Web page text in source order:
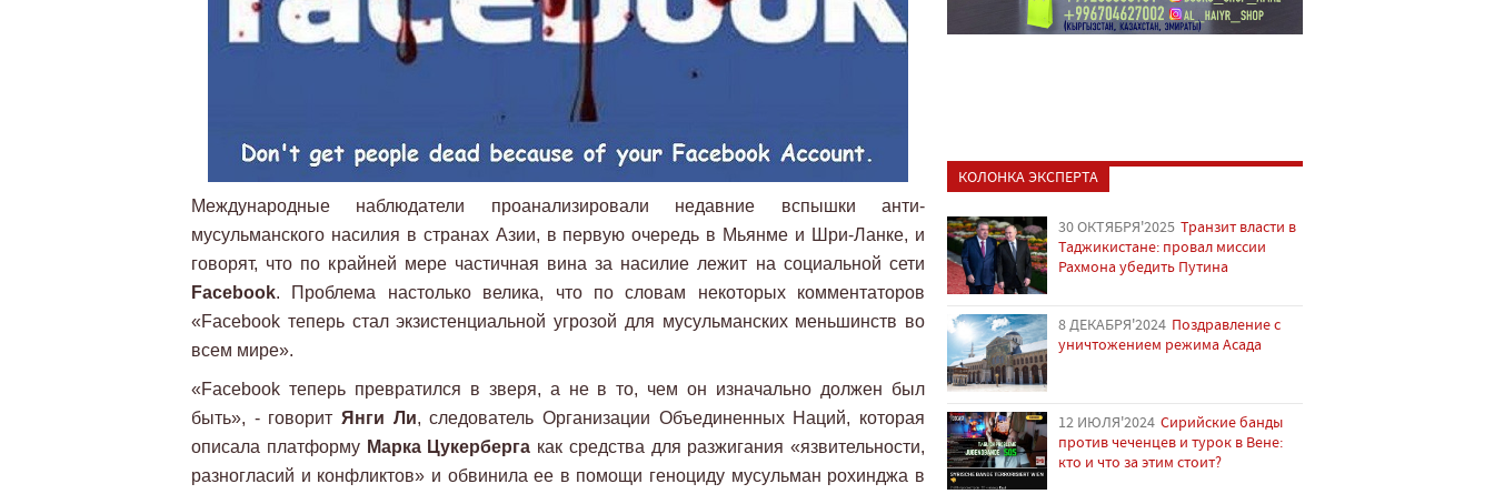
Международные наблюдатели проанализировали недавние вспышки анти-
мусульманского насилия в странах Азии, в первую очередь в Мьянме и Шри-Ланке, и
говорят, что по крайней мере частичная вина за насилие лежит на социальной сети
Facebook. Проблема настолько велика, что по словам некоторых комментаторов
«Facebook теперь стал экзистенциальной угрозой для мусульманских меньшинств во
всем мире».
«Facebook теперь превратился в зверя, а не в то, чем он изначально должен был
быть», - говорит Янги Ли, следователь Организации Объединенных Наций, которая
описала платформу Марка Цукерберга как средства для разжигания «язвительности,
разногласий и конфликтов» и обвинила ее в помощи геноциду мусульман рохинджа в
КОЛОНКА ЭКСПЕРТА
30 ОКТЯБРЯ'2025 Транзит власти в
Таджикистане: провал миссии
Рахмона убедить Путина
8 ДЕКАБРЯ'2024 Поздравление с
уничтожением режима Асада
12 ИЮЛЯ'2024 Сирийские банды
против чеченцев и турок в Вене:
кто и что за этим стоит?